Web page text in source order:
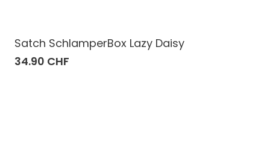
Satch SchlamperBox Lazy Daisy
34.90 CHF